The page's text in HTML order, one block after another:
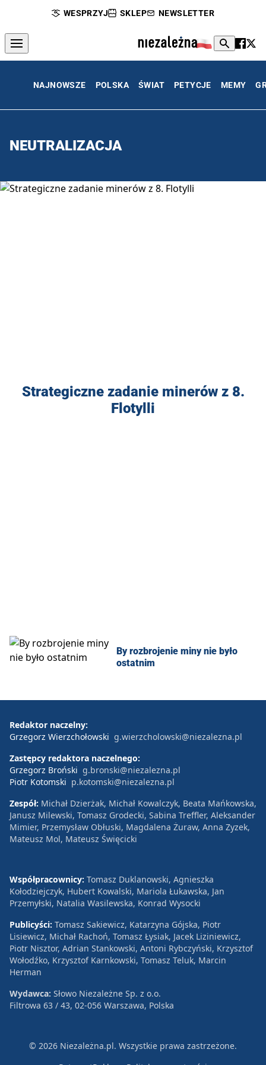
WESPRZYJ SKLEP NEWSLETTER
NAJNOWSZE POLSKA ŚWIAT PETYCJE MEMY
NEUTRALIZACJA
Strategiczne zadanie minerów z 8.
Flotylli
By rozbrojenie miny nie było
ostatnim
Redaktor naczelny:
Grzegorz Wierzchołowski g.wierzcholowski@niezalezna.pl
Zastępcy redaktora naczelnego:
Grzegorz Broński g.bronski@niezalezna.pl
Piotr Kotomski p.kotomski@niezalezna.pl
Zespół: Michał Dzierżak, Michał Kowalczyk, Beata Mańkowska,
Janusz Milewski, Tomasz Grodecki, Sabina Treffler, Aleksander
Mimier, Przemysław Obłuski, Magdalena Żuraw, Anna Zyzek,
Mateusz Mol, Mateusz Święcicki
Współpracownicy: Tomasz Duklanowski, Agnieszka
Kołodziejczyk, Hubert Kowalski, Mariola Łukawska, Jan
Przemyłski, Natalia Wasilewska, Konrad Wysocki
Publicyści: Tomasz Sakiewicz, Katarzyna Gójska, Piotr
Lisiewicz, Michał Rachoń, Tomasz Łysiak, Jacek Liziniewicz,
Piotr Nisztor, Adrian Stankowski, Antoni Rybczyński, Krzysztof
Wołodźko, Krzysztof Karnkowski, Tomasz Teluk, Marcin
Herman
Wydawca: Słowo Niezależne Sp. z o.o.
Filtrowa 63 / 43, 02-056 Warszawa, Polska
© 2026 Niezależna.pl. Wszystkie prawa zastrzeżone.